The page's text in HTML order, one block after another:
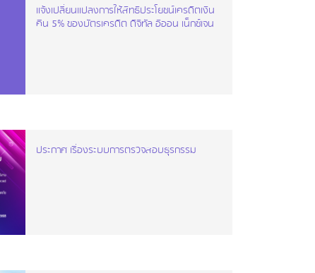
แจ้งเปลี่ยนแปลงการให้สิทธิประโยชน์เครดิตเงิน
คืน 5% ของบัตรเครดิต ดิจิทัล อิออน เน็กซ์เจน
ประกาศ เรื่องระบบการตรวจสอบธุรกรรม